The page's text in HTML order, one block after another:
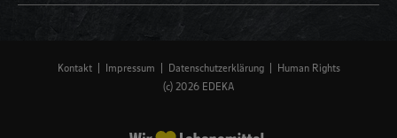
Kontakt Impressum Datenschutzerklärung
Human Rights
(c) 2026 EDEKA